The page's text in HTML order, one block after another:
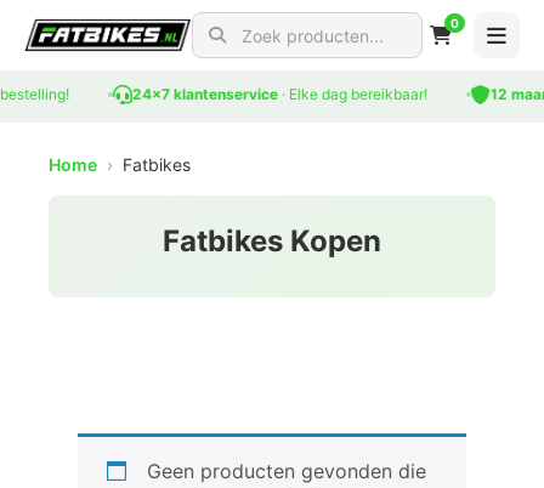
Search for products
0
24x7 klantenservice· Elke dag bereikbaar! 12
Home › Fatbikes
Fatbikes Kopen
Geen producten gevonden die